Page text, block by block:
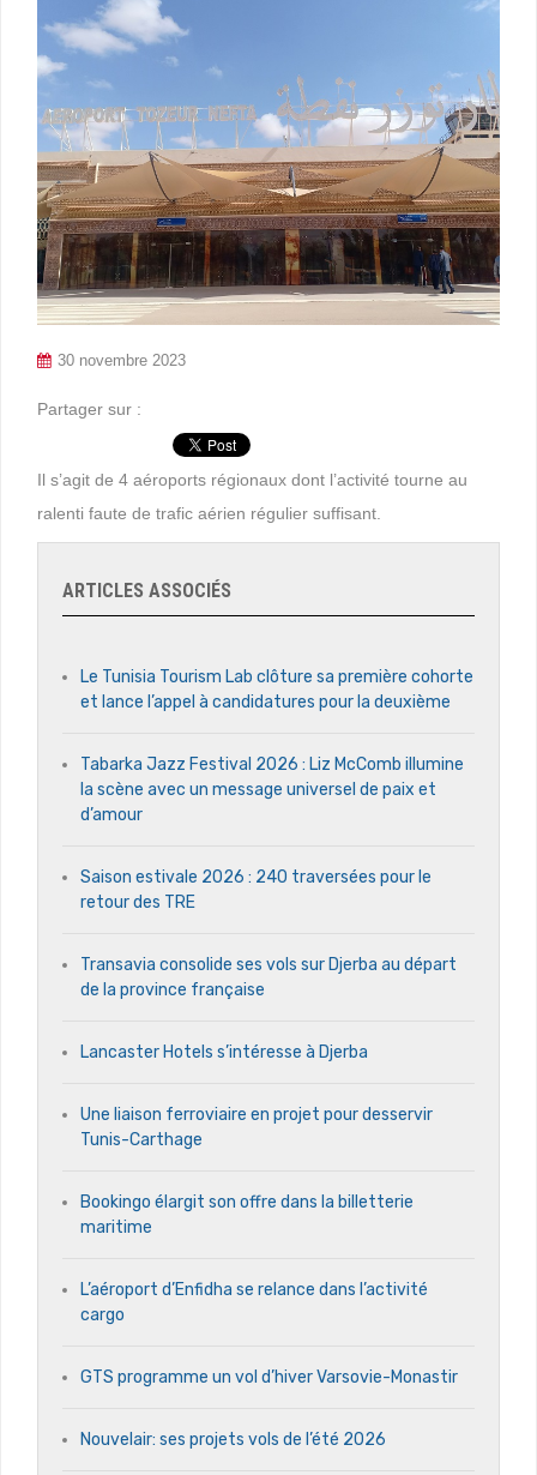
30 novembre 2023
Partager sur :
Il s’agit de 4 aéroports régionaux dont l’activité tourne au
ralenti faute de trafic aérien régulier suffisant.
ARTICLES ASSOCIÉS
Le Tunisia Tourism Lab clôture sa première cohorte
et lance l’appel à candidatures pour la deuxième
Tabarka Jazz Festival 2026 : Liz McComb illumine
la scène avec un message universel de paix et
d’amour
Saison estivale 2026 : 240 traversées pour le
retour des TRE
Transavia consolide ses vols sur Djerba au départ
de la province française
Lancaster Hotels s’intéresse à Djerba
Une liaison ferroviaire en projet pour desservir
Tunis-Carthage
Bookingo élargit son offre dans la billetterie
maritime
L’aéroport d’Enfidha se relance dans l’activité
cargo
GTS programme un vol d’hiver Varsovie-Monastir
Nouvelair: ses projets vols de l’été 2026